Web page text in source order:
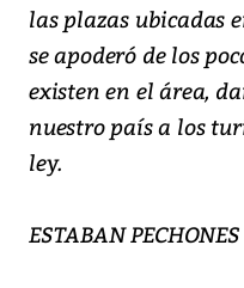
las plazas ubicadas
se apoderó de los
existen en el área,
nuestro país a los
ley.
ESTABAN PECHONES